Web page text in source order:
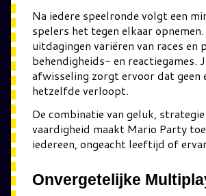
Na iedere speelronde volgt een
spelers het tegen elkaar
uitdagingen variëren van races en
behendigheids- en reactiegames.
afwisseling zorgt ervoor dat geen
hetzelfde verloopt.
De combinatie van geluk, strategie
vaardigheid maakt Mario Party
iedereen, ongeacht leeftijd of
Onvergetelijke